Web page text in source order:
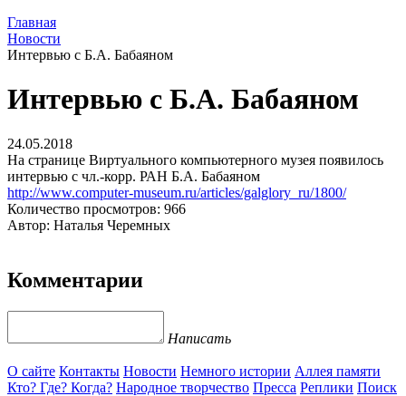
Главная
Новости
Интервью с Б.А. Бабаяном
Интервью с Б.А. Бабаяном
24.05.2018
На странице Виртуального компьютерного музея появилось
интервью с чл.-корр. РАН Б.А. Бабаяном
http://www.computer-museum.ru/articles/galglory_ru/1800/
Количество просмотров: 966
Автор: Наталья Черемных
Комментарии
Написать
О сайте Контакты Новости Немного истории Аллея памяти
Кто? Где? Когда? Народное творчество Пресса Реплики Поиск